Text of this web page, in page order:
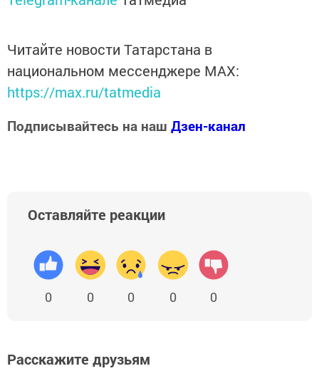
Читайте новости Татарстана в
национальном мессенджере MАХ:
https://max.ru/tatmedia
Подписывайтесь на наш Дзен-канал
Оставляйте реакции
0 0 0 0 0
Расскажите друзьям